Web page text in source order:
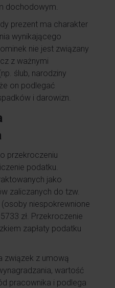
dochodowym.
prezent ma charakter
wynikającego
nie jest związany
z ważnymi
ślub, narodziny
on podlegać
i darowizn.
przekroczeniu
podatku.
jako
zaliczanych do tzw.
niespokrewnione
zł. Przekroczenie
zapłaty podatku
związek z umową
wartość
pracownika i podlega